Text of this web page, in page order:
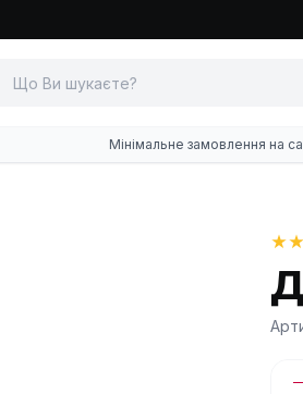
Мінімальне замовлення на